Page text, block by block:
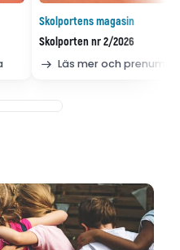
Skolportens magasin
Skolporten nr 2/2026
Läs mer och